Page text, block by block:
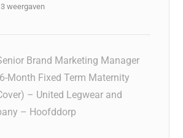
weergaven
Brand Marketing Manager
Month Fixed Term Maternity
– United Legwear and
– Hoofddorp